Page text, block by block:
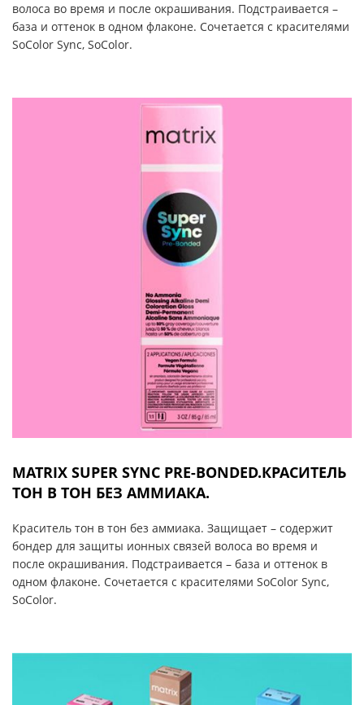
волоса во время и после окрашивания. Подстраивается –
база и оттенок в одном флаконе. Сочетается с красителями
SoColor Sync, SoColor.
MATRIX SUPER SYNC PRE-BONDED.КРАСИТЕЛЬ
ТОН В ТОН БЕЗ АММИАКА.
Краситель тон в тон без аммиака. Защищает – содержит
бондер для защиты ионных связей волоса во время и
после окрашивания. Подстраивается – база и оттенок в
одном флаконе. Сочетается с красителями SoColor Sync,
SoColor.